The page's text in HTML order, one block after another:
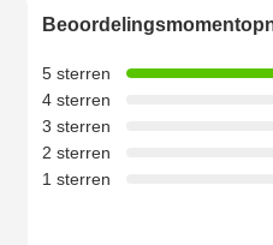
5 sterren
4 sterren
3 sterren
2 sterren
1 sterren